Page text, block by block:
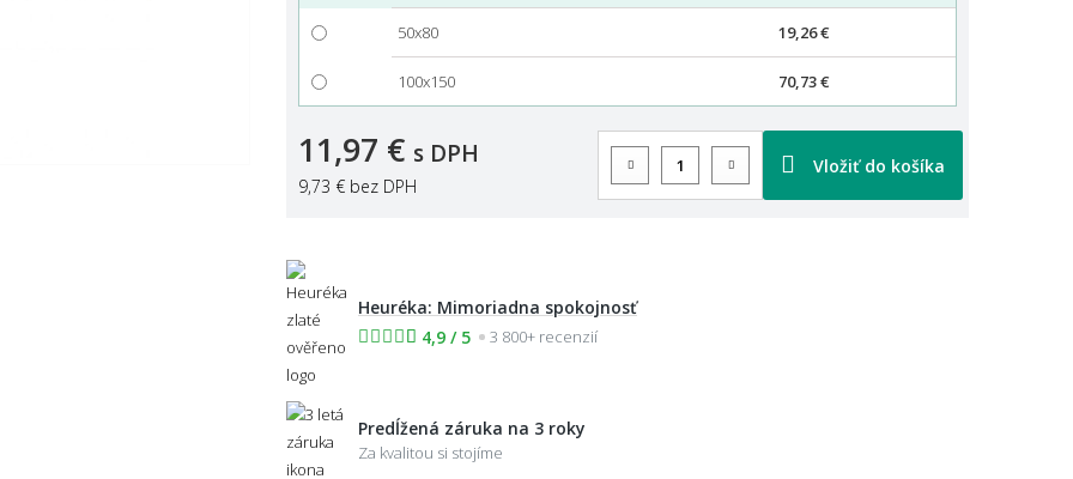
50x80 19,26 €
100x150 70,73 €
11,97 € s DPH
9,73 € bez DPH
Vložiť do košíka
Heuréka: Mimoriadna spokojnosť
4,9 / 5
3 800+ recenzií
Predĺžená záruka na 3 roky
Za kvalitou si stojíme